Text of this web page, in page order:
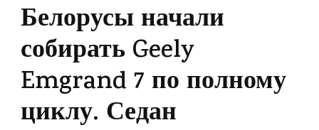
Белорусы начали
собирать Geely
Emgrand 7 по полному
циклу. Седан